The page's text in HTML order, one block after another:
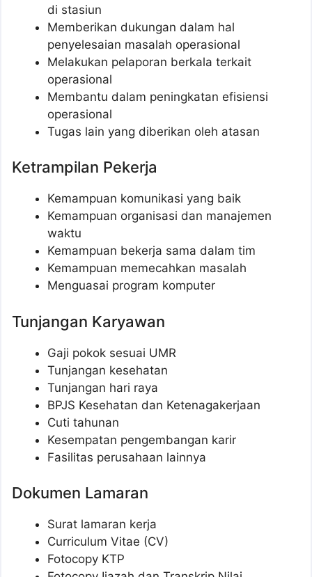
di stasiun
Memberikan dukungan dalam hal
penyelesaian masalah operasional
Melakukan pelaporan berkala terkait
operasional
Membantu dalam peningkatan efisiensi
operasional
Tugas lain yang diberikan oleh atasan
Ketrampilan Pekerja
Kemampuan komunikasi yang baik
Kemampuan organisasi dan manajemen
waktu
Kemampuan bekerja sama dalam tim
Kemampuan memecahkan masalah
Menguasai program komputer
Tunjangan Karyawan
Gaji pokok sesuai UMR
Tunjangan kesehatan
Tunjangan hari raya
BPJS Kesehatan dan Ketenagakerjaan
Cuti tahunan
Kesempatan pengembangan karir
Fasilitas perusahaan lainnya
Dokumen Lamaran
Surat lamaran kerja
Curriculum Vitae (CV)
Fotocopy KTP